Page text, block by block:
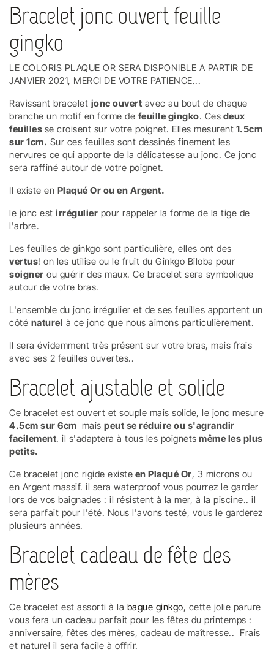
Bracelet jonc ouvert feuille
gingko
LE COLORIS PLAQUE OR SERA DISPONIBLE A PARTIR DE
JANVIER 2021, MERCI DE VOTRE PATIENCE...
Ravissant bracelet jonc ouvert avec au bout de chaque
branche un motif en forme de feuille gingko. Ces deux
feuilles se croisent sur votre poignet. Elles mesurent 1.5cm
sur 1cm. Sur ces feuilles sont dessinés finement les
nervures ce qui apporte de la délicatesse au jonc. Ce jonc
sera raffiné autour de votre poignet.
Il existe en Plaqué Or ou en Argent.
le jonc est irrégulier pour rappeler la forme de la tige de
l'arbre.
Les feuilles de ginkgo sont particulière, elles ont des
vertus! on les utilise ou le fruit du Ginkgo Biloba pour
soigner ou guérir des maux. Ce bracelet sera symbolique
autour de votre bras.
L'ensemble du jonc irrégulier et de ses feuilles apportent un
côté naturel à ce jonc que nous aimons particulièrement.
Il sera évidemment très présent sur votre bras, mais frais
avec ses 2 feuilles ouvertes..
Bracelet ajustable et solide
Ce bracelet est ouvert et souple mais solide, le jonc mesure
4.5cm sur 6cm mais peut se réduire ou s'agrandir
facilement. il s'adaptera à tous les poignets même les plus
petits.
Ce bracelet jonc rigide existe en Plaqué Or, 3 microns ou
en Argent massif. il sera waterproof vous pourrez le garder
lors de vos baignades : il résistent à la mer, à la piscine.. il
sera parfait pour l'été. Nous l'avons testé, vous le garderez
plusieurs années.
Bracelet cadeau de fête des
mères
Ce bracelet est assorti à la bague ginkgo, cette jolie parure
vous fera un cadeau parfait pour les fêtes du printemps :
anniversaire, fêtes des mères, cadeau de maîtresse.. Frais
et naturel il sera facile à offrir.